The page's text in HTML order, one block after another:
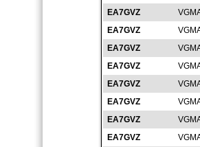
EA7GVZ
EA7GVZ
EA7GVZ
EA7GVZ
EA7GVZ
EA7GVZ
EA7GVZ
EA7GVZ